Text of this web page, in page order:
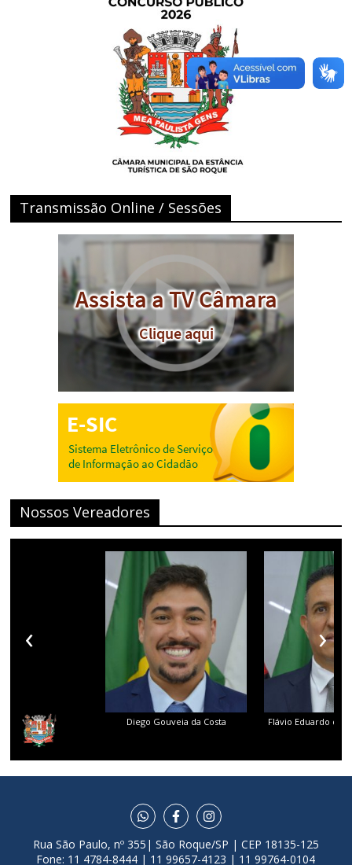
Transmissão Online / Sessões
Nossos Vereadores
Diego Gouveia da Costa Flávio Eduardo dos
‹ ›
Rua São Paulo, nº 355| São Roque/SP | CEP 18135-125
Fone: 11 4784-8444 | 11 99657-4123 | 11 99764-0104